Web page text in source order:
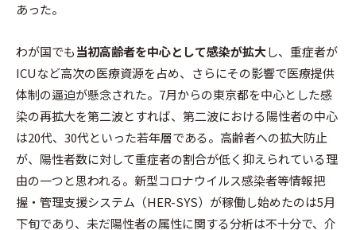
あった。
わが国でも当初高齢者を中心として感染が拡大し、重症者が
ICUなど高次の医療資源を占め、さらにその影響で医療提供
体制の逼迫が懸念された。7月からの東京都を中心とした感
染の再拡大を第二波とすれば、第二波における陽性者の中心
は20代、30代といった若年層である。高齢者への拡大防止
が、陽性者数に対して重症者の割合が低く抑えられている理
由の一つと思われる。新型コロナウイルス感染者等情報把
握・管理支援システム（HER-SYS）が稼働し始めたのは5月
下旬であり、未だ陽性者の属性に関する分析は不十分で、介